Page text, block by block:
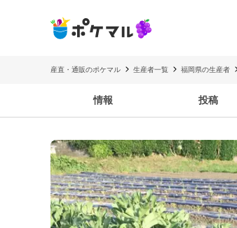
産直・通販のポケマル 生産者一覧 福岡県の生産者
情報 投稿